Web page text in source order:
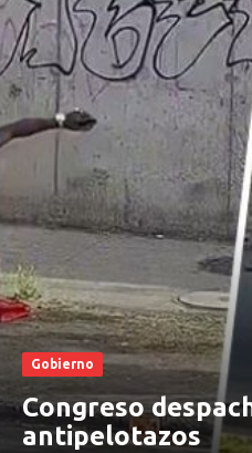
Gobierno
Congreso
antipelotazos